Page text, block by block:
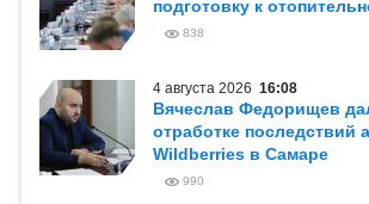
подготовку к
838
4 августа 2026 16:08
Вячеслав Федорищев
отработке последствий
Wildberries в Самаре
990